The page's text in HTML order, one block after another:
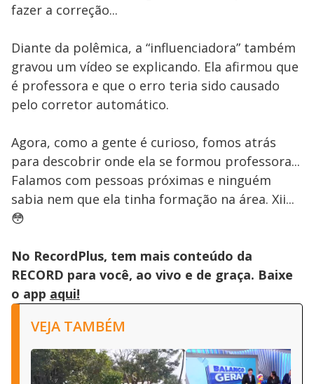
fazer a correção...
Diante da polêmica, a “influenciadora” também
gravou um vídeo se explicando. Ela afirmou que
é professora e que o erro teria sido causado
pelo corretor automático.
Agora, como a gente é curioso, fomos atrás
para descobrir onde ela se formou professora...
Falamos com pessoas próximas e ninguém
sabia nem que ela tinha formação na área. Xii...
😳
No RecordPlus, tem mais conteúdo da
RECORD para você, ao vivo e de graça. Baixe
o app aqui!
VEJA TAMBÉM